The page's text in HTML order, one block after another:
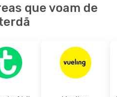
que voam de